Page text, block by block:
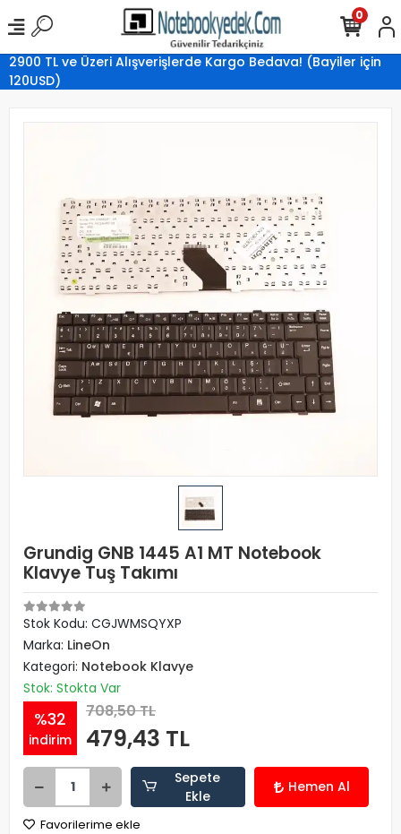
2900 TL ve Üzeri Alışverişlerde Kargo Bedava! (Bayiler için
120USD)
0
Grundig GNB 1445 A1 MT Notebook
Klavye Tuş Takımı
Stok Kodu: CGJWMSQYXP
Marka: LineOn
Kategori: Notebook Klavye
Stok: Stokta Var
%32
indirim
708,50 TL
479,43 TL
Sepete
Ekle
Hemen Al
Favorilerime ekle